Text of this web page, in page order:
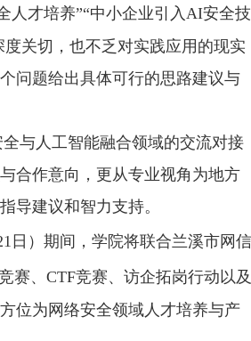
人才培养”“中小企业引入AI安全技
关切，也不乏对实践应用的现实
问题给出具体可行的思路建议与
与人工智能融合领域的交流对接
合作意向，更从专业视角为地方
导建议和智力支持。
日）期间，学院将联合兰溪市网信
赛、 CTF竞赛、访企拓岗行动以及
位为网络安全领域人才培养与产